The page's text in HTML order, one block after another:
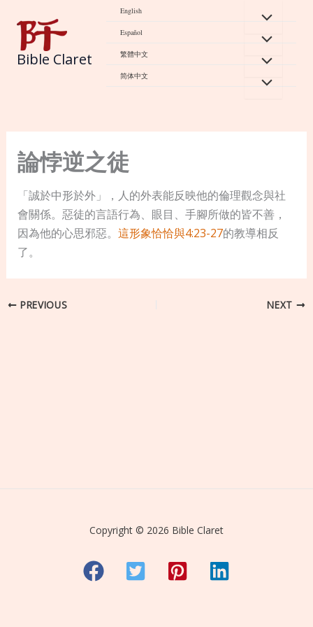
content
Bible Claret
English
Español
繁體中文
简体中文
論悖逆之徒
「誠於中形於外」，人的外表能反映他的倫理觀念與社
會關係。惡徒的言語行為、眼目、手腳所做的皆不善，
因為他的心思邪惡。 這形象恰恰與4:23-27的教導相反
了。
PREVIOUS NEXT
Copyright © 2026 Bible Claret